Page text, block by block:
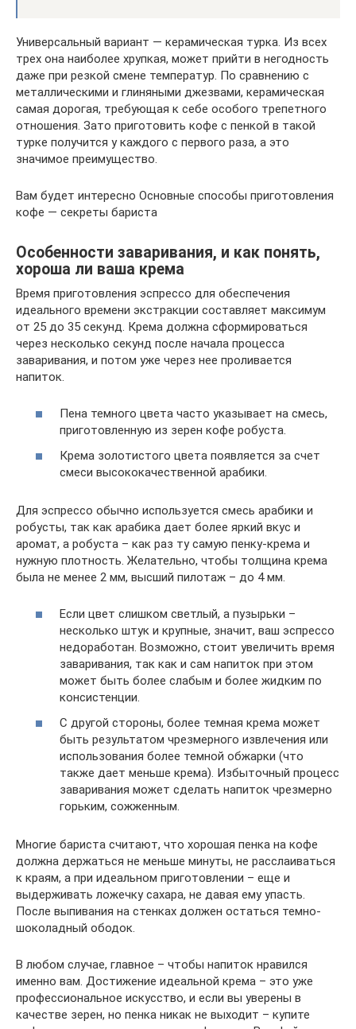
Универсальный вариант — керамическая турка. Из всех
трех она наиболее хрупкая, может прийти в негодность
даже при резкой смене температур. По сравнению с
металлическими и глиняными джезвами, керамическая
самая дорогая, требующая к себе особого трепетного
отношения. Зато приготовить кофе с пенкой в такой
турке получится у каждого с первого раза, а это
значимое преимущество.
Вам будет интересно Основные способы приготовления
кофе — секреты бариста
Особенности заваривания, и как понять,
хороша ли ваша крема
Время приготовления эспрессо для обеспечения
идеального времени экстракции составляет максимум
от 25 до 35 секунд. Крема должна сформироваться
через несколько секунд после начала процесса
заваривания, и потом уже через нее проливается
напиток.
Пена темного цвета часто указывает на смесь,
приготовленную из зерен кофе робуста.
Крема золотистого цвета появляется за счет
смеси высококачественной арабики.
Для эспрессо обычно используется смесь арабики и
робусты, так как арабика дает более яркий вкус и
аромат, а робуста – как раз ту самую пенку-крема и
нужную плотность. Желательно, чтобы толщина крема
была не менее 2 мм, высший пилотаж – до 4 мм.
Если цвет слишком светлый, а пузырьки –
несколько штук и крупные, значит, ваш эспрессо
недоработан. Возможно, стоит увеличить время
заваривания, так как и сам напиток при этом
может быть более слабым и более жидким по
консистенции.
С другой стороны, более темная крема может
быть результатом чрезмерного извлечения или
использования более темной обжарки (что
также дает меньше крема). Избыточный процесс
заваривания может сделать напиток чрезмерно
горьким, сожженным.
Многие бариста считают, что хорошая пенка на кофе
должна держаться не меньше минуты, не расслаиваться
к краям, а при идеальном приготовлении – еще и
выдерживать ложечку сахара, не давая ему упасть.
После выпивания на стенках должен остаться темно-
шоколадный ободок.
В любом случае, главное – чтобы напиток нравился
именно вам. Достижение идеальной крема – это уже
профессиональное искусство, и если вы уверены в
качестве зерен, но пенка никак не выходит – купите